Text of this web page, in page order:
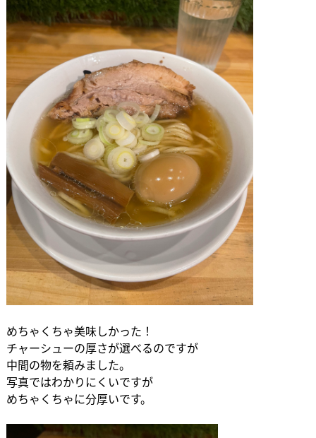
めちゃくちゃ美味しかった！
チャーシューの厚さが選べるのですが
中間の物を頼みました。
写真ではわかりにくいですが
めちゃくちゃに分厚いです。